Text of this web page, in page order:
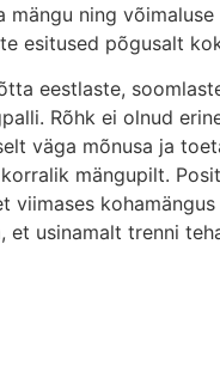
mängu ning
esitused põgusalt
eestlaste,
Rõhk ei olnud
väga mõnusa ja
mängupilt.
usinamalt trenni